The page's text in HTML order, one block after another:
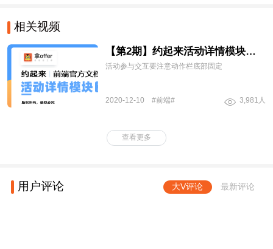
相关视频
【第2期】约起来活动详情模块前端官方文档讲解
活动参与交互要注意动作栏底部固定
2020-12-10 #前端# 3,981人
查看更多
用户评论 大V评论 最新评论